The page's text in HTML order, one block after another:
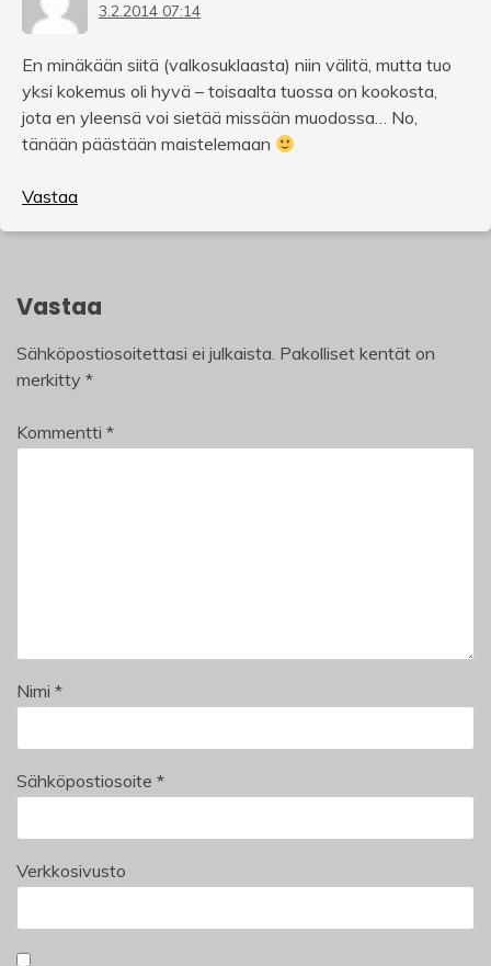
3.2.2014 07:14
En minäkään siitä (valkosuklaasta) niin välitä, mutta tuo
yksi kokemus oli hyvä – toisaalta tuossa on kookosta,
jota en yleensä voi sietää missään muodossa… No,
tänään päästään maistelemaan
Vastaa
Vastaa
Sähköpostiosoitettasi ei julkaista. Pakolliset kentät on
merkitty *
Kommentti *
Nimi *
Sähköpostiosoite *
Verkkosivusto